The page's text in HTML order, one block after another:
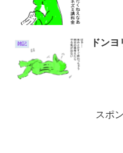
雑記 ドン
スポ